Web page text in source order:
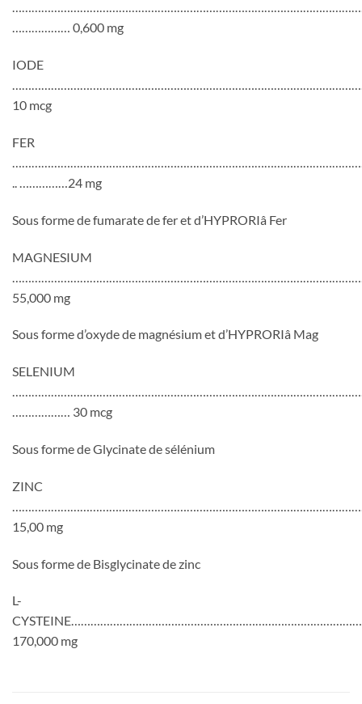
……………… 0,600 mg
IODE
10 mcg
FER
.. ……………24 mg
Sous forme de fumarate de fer et d’HYPRORIâ Fer
MAGNESIUM
55,000 mg
Sous forme d’oxyde de magnésium et d’HYPRORIâ Mag
SELENIUM
……………… 30 mcg
Sous forme de Glycinate de sélénium
ZINC
15,00 mg
Sous forme de Bisglycinate de zinc
L-
170,000 mg